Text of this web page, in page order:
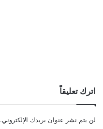
اترك تعليقاً
لن يتم نشر عنوان بريدك الإلكتروني.